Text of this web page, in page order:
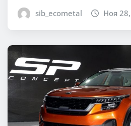
sib_ecometal Ноя